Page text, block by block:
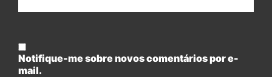
Notifique-me sobre novos comentários por e-
mail.